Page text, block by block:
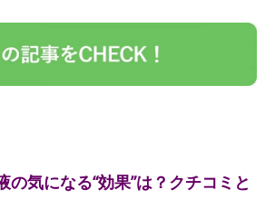
の気になる“効果”は？クチコミと